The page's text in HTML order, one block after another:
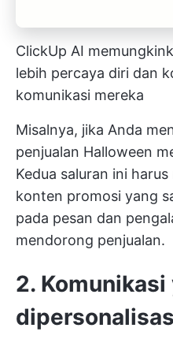
ClickUp AI
lebih percaya diri dan
komunikasi mereka
Misalnya, jika Anda
penjualan Halloween
Kedua saluran ini
konten promosi yang
pada pesan dan
mendorong penjualan.
2. Komunikasi